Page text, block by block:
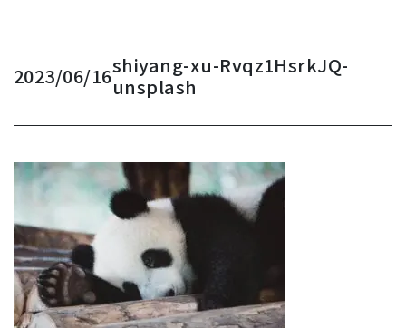
2023/06/16shiyang-xu-Rvqz1HsrkJQ-
unsplash